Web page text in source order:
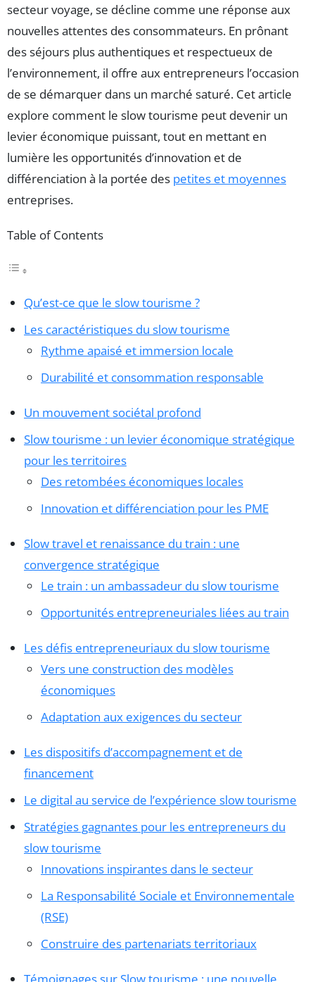
secteur voyage, se décline comme une réponse aux
nouvelles attentes des consommateurs. En prônant
des séjours plus authentiques et respectueux de
l’environnement, il offre aux entrepreneurs l’occasion
de se démarquer dans un marché saturé. Cet article
explore comment le slow tourisme peut devenir un
levier économique puissant, tout en mettant en
lumière les opportunités d’innovation et de
différenciation à la portée des petites et moyennes
entreprises.
Table of Contents
Qu’est-ce que le slow tourisme ?
Les caractéristiques du slow tourisme
Rythme apaisé et immersion locale
Durabilité et consommation responsable
Un mouvement sociétal profond
Slow tourisme : un levier économique stratégique
pour les territoires
Des retombées économiques locales
Innovation et différenciation pour les PME
Slow travel et renaissance du train : une
convergence stratégique
Le train : un ambassadeur du slow tourisme
Opportunités entrepreneuriales liées au train
Les défis entrepreneuriaux du slow tourisme
Vers une construction des modèles
économiques
Adaptation aux exigences du secteur
Les dispositifs d’accompagnement et de
financement
Le digital au service de l’expérience slow tourisme
Stratégies gagnantes pour les entrepreneurs du
slow tourisme
Innovations inspirantes dans le secteur
La Responsabilité Sociale et Environnementale
(RSE)
Construire des partenariats territoriaux